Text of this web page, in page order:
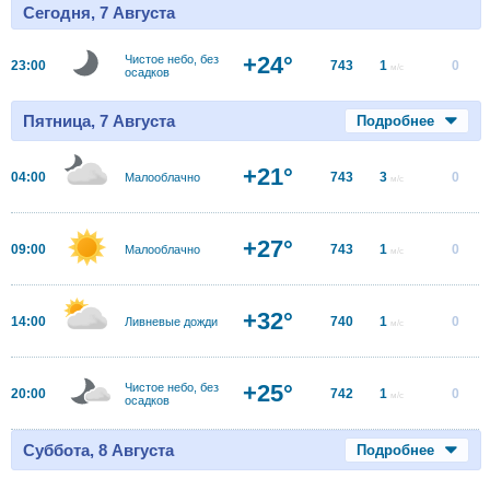
Сегодня, 7 Августа
23:00
Чистое небо, без
осадков
+24° 743 1 м/с 0
Пятница, 7 Августа Подробнее
04:00 Малооблачно +21° 743 3 м/с 0
09:00 Малооблачно +27° 743 1 м/с 0
14:00 Ливневые дожди +32° 740 1 м/с 0
20:00
Чистое небо, без
осадков
+25° 742 1 м/с 0
Суббота, 8 Августа Подробнее